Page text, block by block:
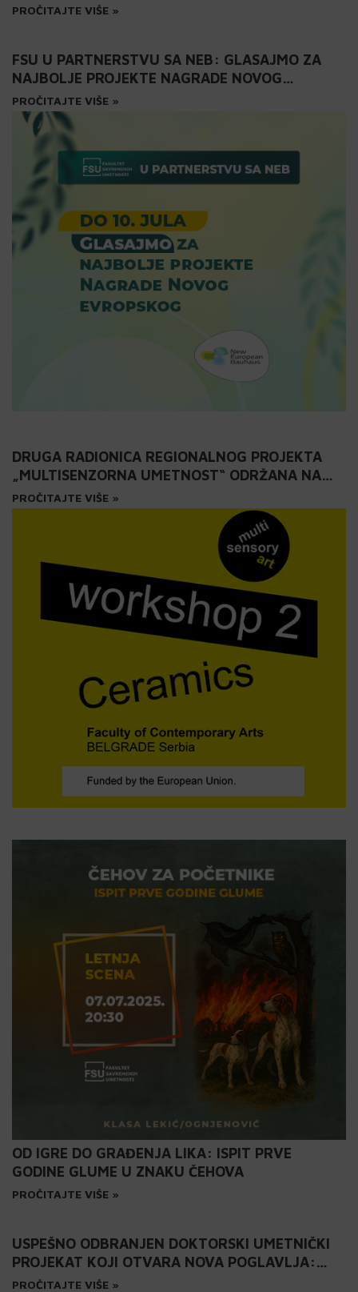
PROČITAJTE VIŠE »
FSU U PARTNERSTVU SA NEB: GLASAJMO ZA
NAJBOLJE PROJEKTE NAGRADE NOVOG
EVROPSKOG BAUHAUSA 2025 DO 10. JULA
PROČITAJTE VIŠE »
DRUGA RADIONICA REGIONALNOG PROJEKTA
„MULTISENZORNA UMETNOST“ ODRŽANA NA
FSU: KERAMIKA
PROČITAJTE VIŠE »
OD IGRE DO GRAĐENJA LIKA: ISPIT PRVE
GODINE GLUME U ZNAKU ČEHOVA
PROČITAJTE VIŠE »
USPEŠNO ODBRANJEN DOKTORSKI UMETNIČKI
PROJEKAT KOJI OTVARA NOVA POGLAVLJA:
DIGITALIZACIJA MALIH OPERSKIH FORMI NA FSU
PROČITAJTE VIŠE »